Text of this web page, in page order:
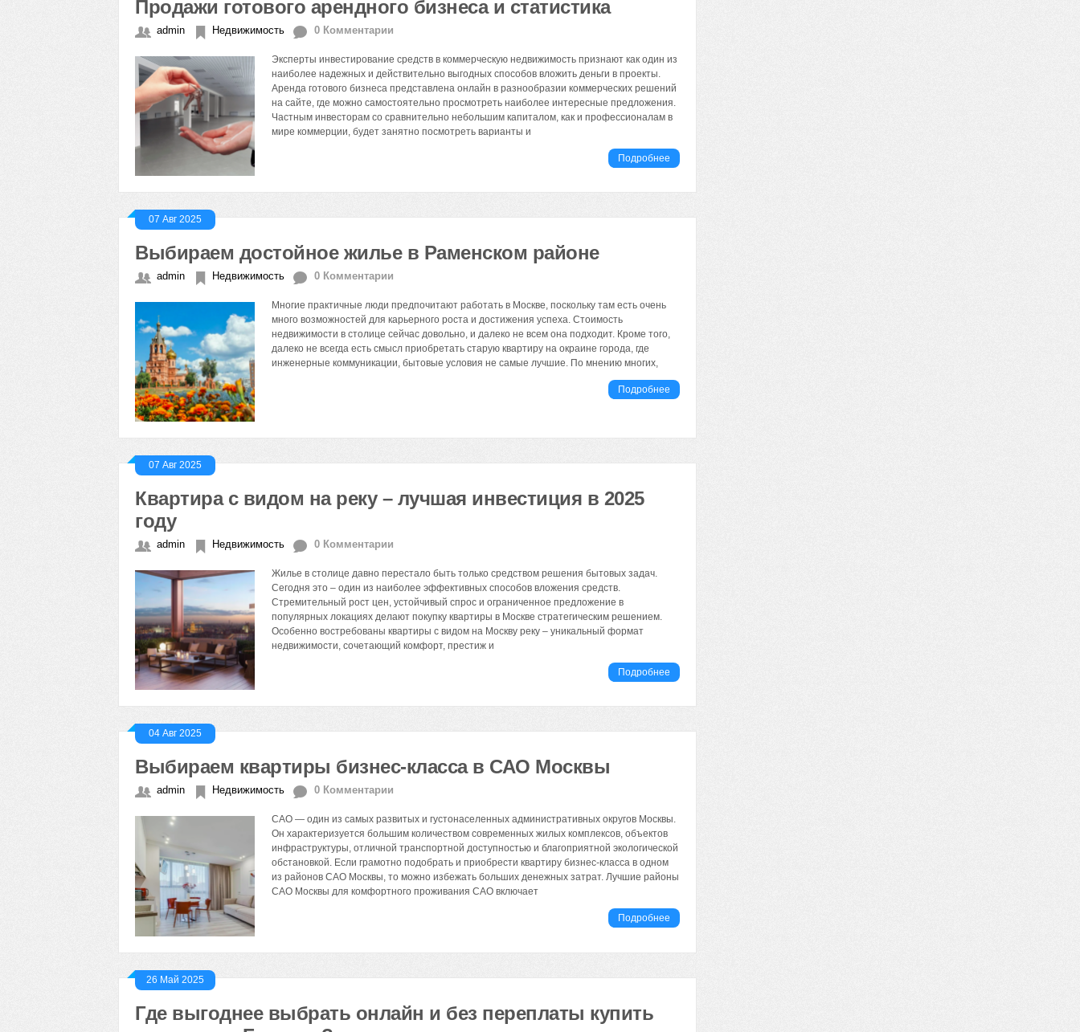
Продажи готового арендного бизнеса и статистика
admin Недвижимость 0 Комментарии
Эксперты инвестирование средств в коммерческую недвижимость признают как один из
наиболее надежных и действительно выгодных способов вложить деньги в проекты.
Аренда готового бизнеса представлена онлайн в разнообразии коммерческих решений
на сайте, где можно самостоятельно просмотреть наиболее интересные предложения.
Частным инвесторам со сравнительно небольшим капиталом, как и профессионалам в
мире коммерции, будет занятно посмотреть варианты и
Подробнее
07 Авг 2025
Выбираем достойное жилье в Раменском районе
admin Недвижимость 0 Комментарии
Многие практичные люди предпочитают работать в Москве, поскольку там есть очень
много возможностей для карьерного роста и достижения успеха. Стоимость
недвижимости в столице сейчас довольно, и далеко не всем она подходит. Кроме того,
далеко не всегда есть смысл приобретать старую квартиру на окраине города, где
инженерные коммуникации, бытовые условия не самые лучшие. По мнению многих,
Подробнее
07 Авг 2025
Квартира с видом на реку – лучшая инвестиция в 2025
году
admin Недвижимость 0 Комментарии
Жилье в столице давно перестало быть только средством решения бытовых задач.
Сегодня это – один из наиболее эффективных способов вложения средств.
Стремительный рост цен, устойчивый спрос и ограниченное предложение в
популярных локациях делают покупку квартиры в Москве стратегическим решением.
Особенно востребованы квартиры с видом на Москву реку – уникальный формат
недвижимости, сочетающий комфорт, престиж и
Подробнее
04 Авг 2025
Выбираем квартиры бизнес-класса в САО Москвы
admin Недвижимость 0 Комментарии
САО — один из самых развитых и густонаселенных административных округов Москвы.
Он характеризуется большим количеством современных жилых комплексов, объектов
инфраструктуры, отличной транспортной доступностью и благоприятной экологической
обстановкой. Если грамотно подобрать и приобрести квартиру бизнес-класса в одном
из районов САО Москвы, то можно избежать больших денежных затрат. Лучшие районы
САО Москвы для комфортного проживания САО включает
Подробнее
26 Май 2025
Где выгоднее выбрать онлайн и без переплаты купить